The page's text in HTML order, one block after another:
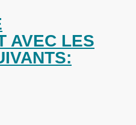
AVEC LES